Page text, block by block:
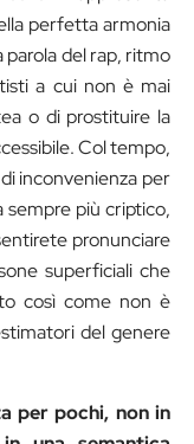
perfetta armonia
del rap, ritmo
a cui non è mai
o di prostituire la
Col tempo,
inconvenienza per
più criptico,
pronunciare
superficiali che
così come non è
del genere
per pochi, non in